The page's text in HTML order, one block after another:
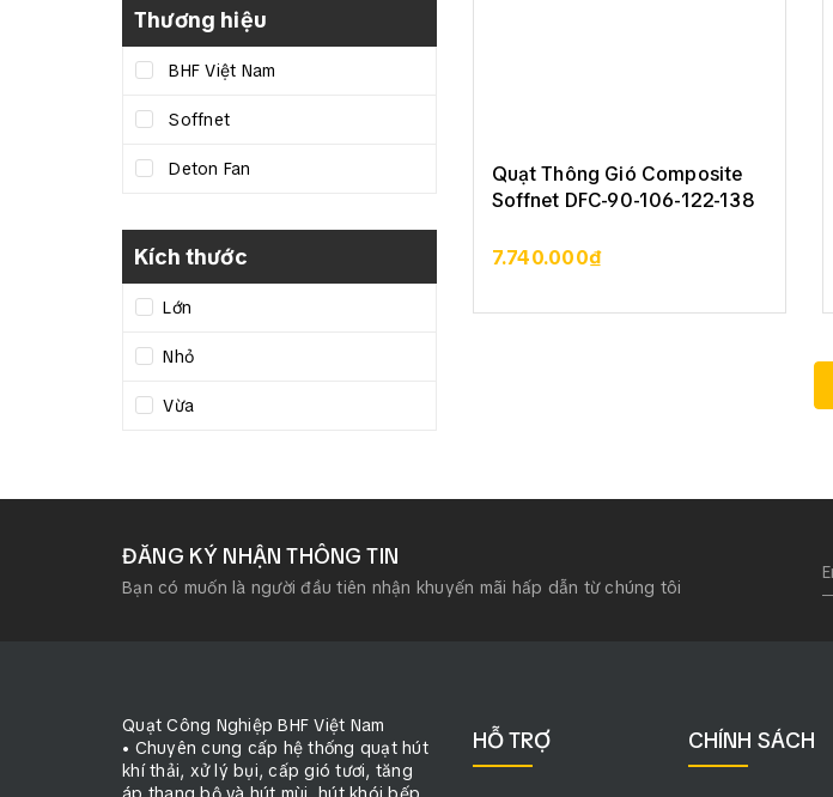
Quạt Thông Gió Composite
Soffnet DFC-90-106-122-138
7.740.000₫XEM CHI TIẾT
Thương hiệu
BHF Việt Nam
Soffnet
Deton Fan
Kích thước
Lớn
Nhỏ
Vừa
ĐĂNG KÝ NHẬN THÔNG TIN
Bạn có muốn là người đầu tiên nhận khuyến mãi hấp dẫn từ chúng tôi
Quạt Công Nghiệp BHF Việt Nam
• Chuyên cung cấp hệ thống quạt hút
khí thải, xử lý bụi, cấp gió tươi, tăng
HỖ TRỢ CHÍNH SÁCH